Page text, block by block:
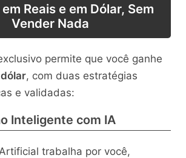
em Reais e em Dólar, Sem
Vender Nada
permite que você ganhe
, com duas estratégias
e validadas:
Inteligente com IA
trabalha por você,